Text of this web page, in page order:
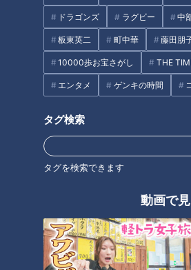
ドラゴンズ ラグビー 中
板東英二 町中華 藤田朋
10000歩お宝さがし THE
エンタメ ゲンキの時間
タグ検索
タグを検索できます
動画で
おでかけ チャント！
オススメ関連コンテンツ
る」？包丁を正しく使っておい
しさアップ！プロが教える食材
別の正しい切り方とは
「す
界一楽
ット
「無理